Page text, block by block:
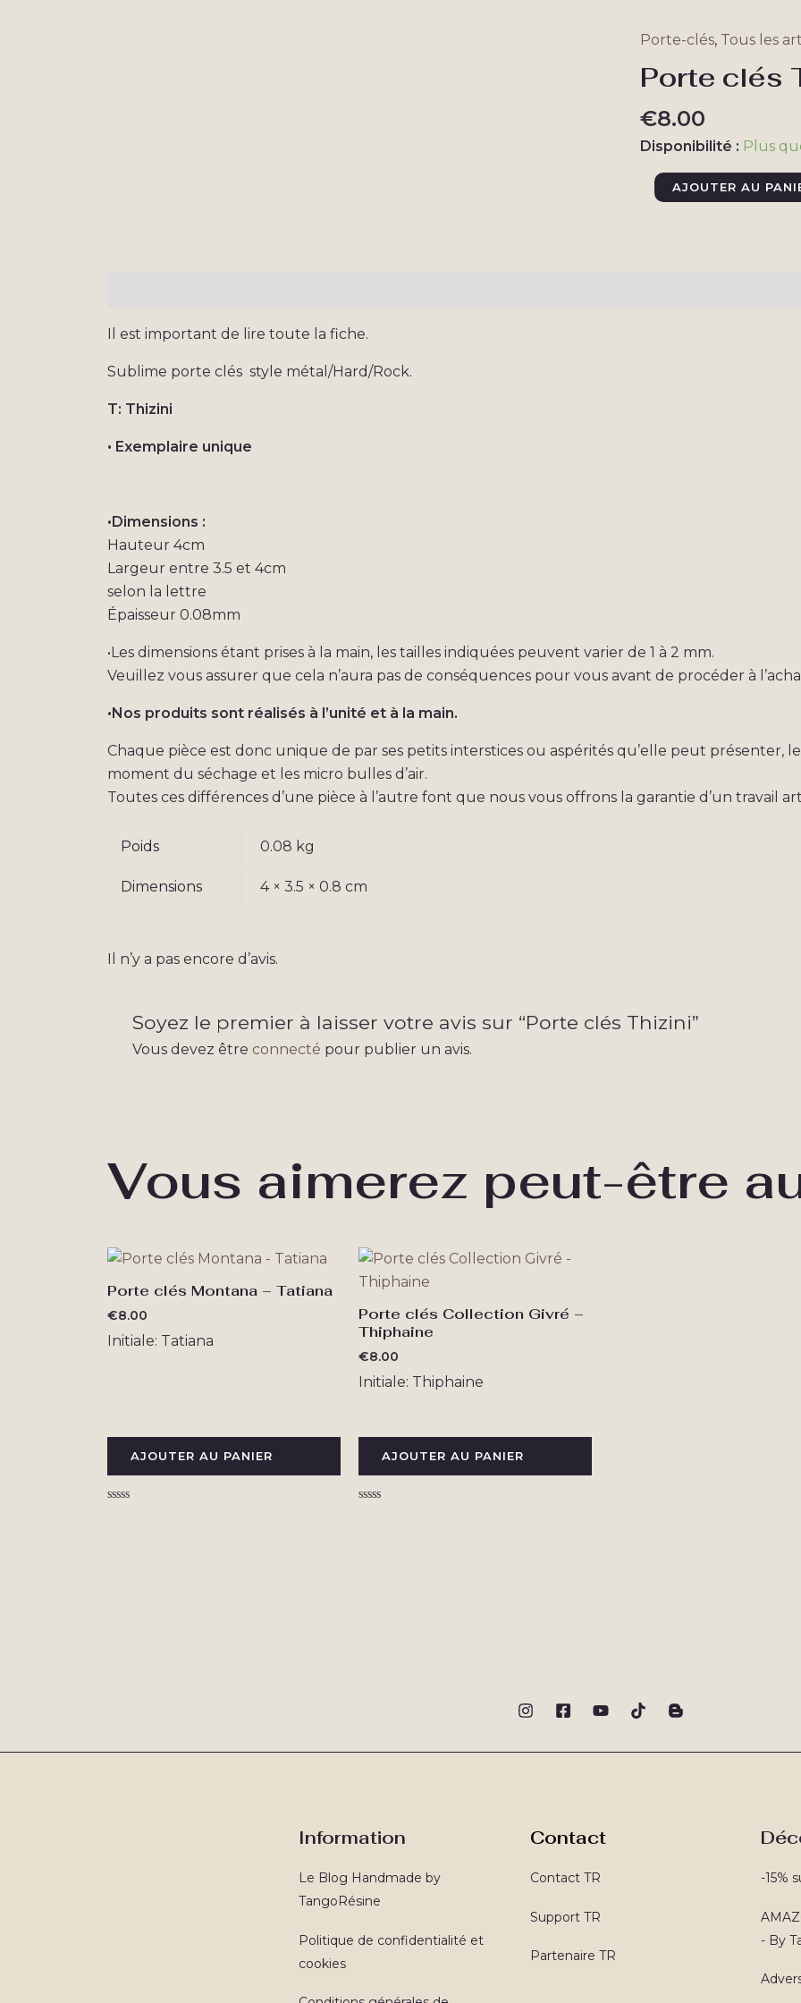
Porte-clés, Tous les
Porte clés
€8.00
Disponibilité : Plus
quantité
de
AJOUTER AU
Il est important de lire toute la fiche.
Sublime porte clés style métal/Hard/Rock.
T: Thizini
• Exemplaire unique
•Dimensions :
Hauteur 4cm
Largeur entre 3.5 et 4cm
selon la lettre
Épaisseur 0.08mm
•Les dimensions étant prises à la main, les tailles indiquées peuvent varier de 1 à 2 mm.
Veuillez vous assurer que cela n’aura pas de conséquences pour vous avant de procéder à
•Nos produits sont réalisés à l’unité et à la main.
Chaque pièce est donc unique de par ses petits interstices ou aspérités qu’elle peut présenter,
moment du séchage et les micro bulles d’air.
Toutes ces différences d’une pièce à l’autre font que nous vous offrons la garantie d’un travail
Poids 0.08 kg
Dimensions 4 × 3.5 × 0.8 cm
Il n’y a pas encore d’avis.
Soyez le premier à laisser votre avis sur “Porte clés Thizini”
Vous devez être connecté pour publier un avis.
Vous aimerez peut-être
Porte clés Montana – Tatiana
€8.00
Initiale: Tatiana
AJOUTER AU PANIER
Porte clés Collection Givré –
Thiphaine
€8.00
Initiale: Thiphaine
AJOUTER AU PANIER
Information
Le Blog Handmade by
TangoRésine
Politique de confidentialité et
cookies
Contact
Contact TR
Support TR
Partenaire TR
-15%
- By